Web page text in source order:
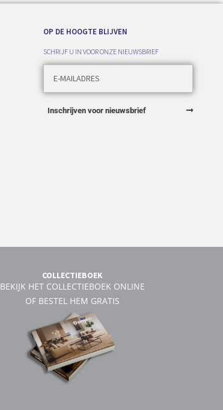
OP DE HOOGTE BLIJVEN
SCHRIJF U IN VOOR ONZE NIEUWSBRIEF
Inschrijven voor nieuwsbrief
COLLECTIEBOEK
BEKIJK HET COLLECTIEBOEK ONLINE
OF BESTEL HEM GRATIS